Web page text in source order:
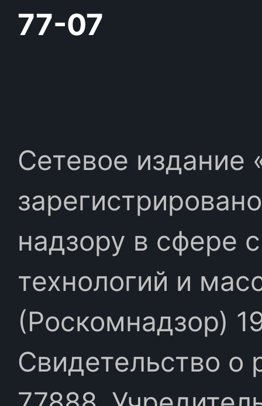
77-07
Сетевое издание
надзору в сфере
технологий и
(Роскомнадзор)
Свидетельство